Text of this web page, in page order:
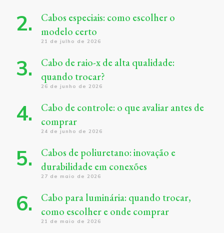
Cabos especiais: como escolher o
modelo certo
21 de julho de 2026
Cabo de raio-x de alta qualidade:
quando trocar?
26 de junho de 2026
Cabo de controle: o que avaliar antes de
comprar
24 de junho de 2026
Cabos de poliuretano: inovação e
durabilidade em conexões
27 de maio de 2026
Cabo para luminária: quando trocar,
como escolher e onde comprar
21 de maio de 2026